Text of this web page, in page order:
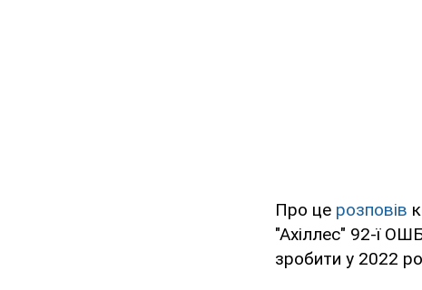
Про це розповів
"Ахіллес" 92-ї
зробити у 2022